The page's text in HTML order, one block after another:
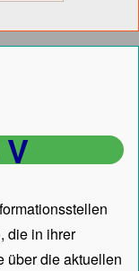
die in ihrer
über die aktuellen